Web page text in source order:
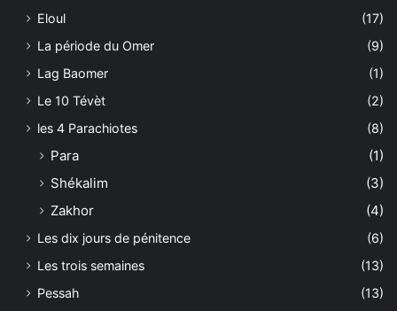
Eloul
(17)
La période du Omer
(9)
Lag Baomer
(1)
Le 10 Tévèt
(2)
les 4 Parachiotes
(8)
Para
(1)
Shékalim
(3)
Zakhor
(4)
Les dix jours de pénitence
(6)
Les trois semaines
(13)
Pessah
(13)